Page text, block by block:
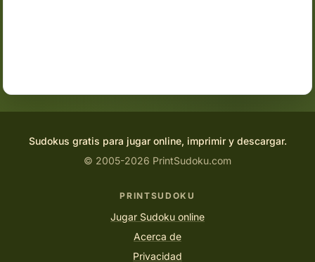
Sudokus gratis para jugar online, imprimir y descargar.
© 2005-2026 PrintSudoku.com
PRINTSUDOKU
Jugar Sudoku online
Acerca de
Privacidad